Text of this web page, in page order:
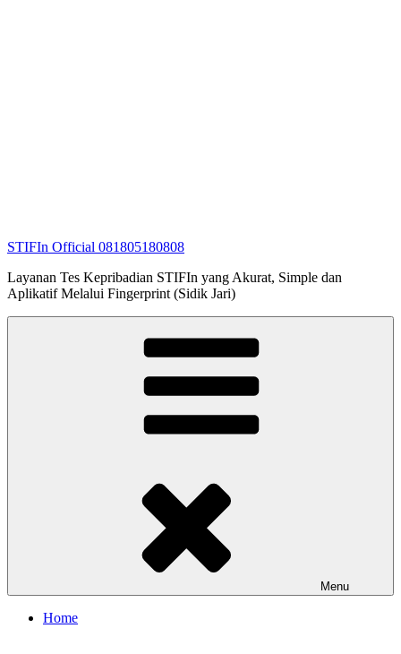
STIFIn Official 081805180808
Layanan Tes Kepribadian STIFIn yang Akurat, Simple dan
Aplikatif Melalui Fingerprint (Sidik Jari)
Menu
Home